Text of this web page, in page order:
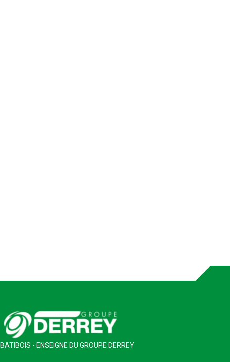
BATIBOIS - ENSEIGNE DU GROUPE DERREY